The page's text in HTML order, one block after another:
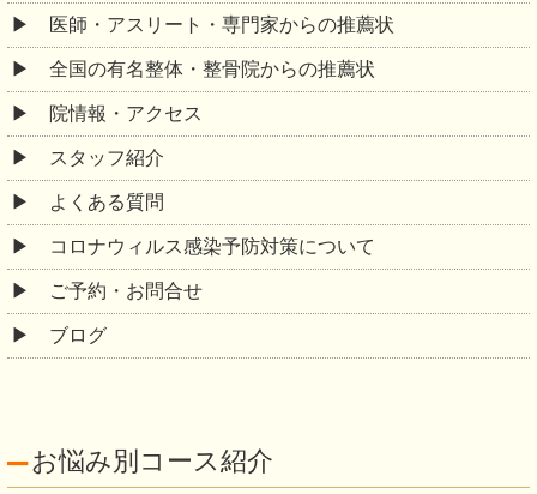
医師・アスリート・専門家からの推薦状
全国の有名整体・整骨院からの推薦状
院情報・アクセス
スタッフ紹介
よくある質問
コロナウィルス感染予防対策について
ご予約・お問合せ
ブログ
お悩み別コース紹介